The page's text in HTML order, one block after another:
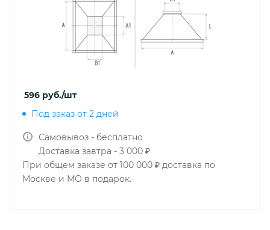
596 руб./шт
Под заказ от 2 дней
Самовывоз - бесплатно
Доставка завтра - 3 000 ₽
При общем заказе от 100 000 ₽ доставка по
Москве и МО в подарок.